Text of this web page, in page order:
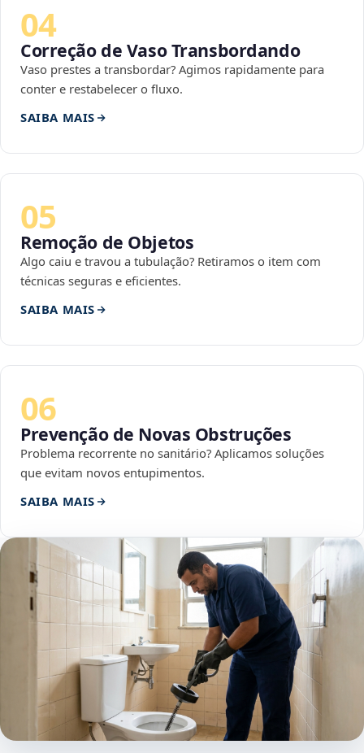
04
Correção de Vaso Transbordando
Vaso prestes a transbordar? Agimos rapidamente para
conter e restabelecer o fluxo.
SAIBA MAIS
05
Remoção de Objetos
Algo caiu e travou a tubulação? Retiramos o item com
técnicas seguras e eficientes.
SAIBA MAIS
06
Prevenção de Novas Obstruções
Problema recorrente no sanitário? Aplicamos soluções
que evitam novos entupimentos.
SAIBA MAIS